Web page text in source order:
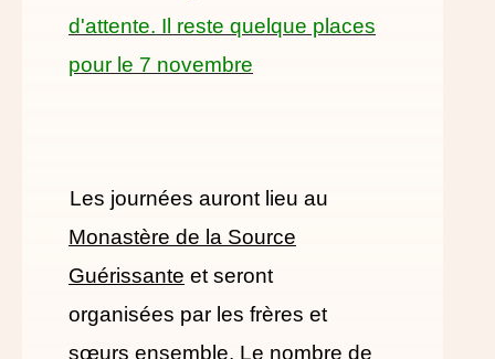
d'attente. Il reste quelque places
pour le 7 novembre
Les journées auront lieu au
Monastère de la Source
Guérissante et seront
organisées par les frères et
sœurs ensemble. Le nombre de